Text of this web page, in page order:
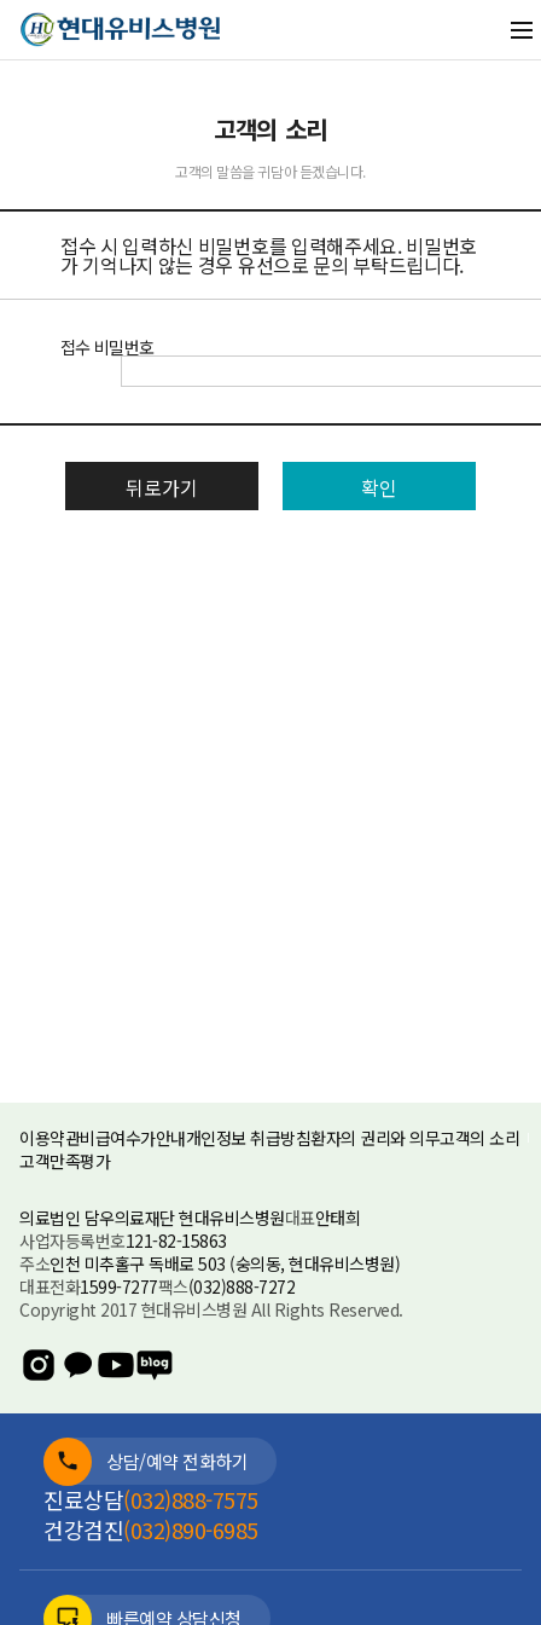
고객의 소리
고객의 말씀을 귀담아 듣겠습니다.
접수 시 입력하신 비밀번호를 입력해주세요. 비밀번호
가 기억나지 않는 경우 유선으로 문의 부탁드립니다.
접수 비밀번호
뒤로가기 확인
이용약관비급여수가안내개인정보 취급방침환자의 권리와 의무고객의 소리
고객만족평가
의료법인 담우의료재단 현대유비스병원대표안태희
사업자등록번호121-82-15863
주소인천 미추홀구 독배로 503 (숭의동, 현대유비스병원)
대표전화1599-7277팩스(032)888-7272
Copyright 2017 현대유비스병원 All Rights Reserved.
상담/예약 전화하기
진료상담(032)888-7575
건강검진(032)890-6985
빠른예약 상담신청